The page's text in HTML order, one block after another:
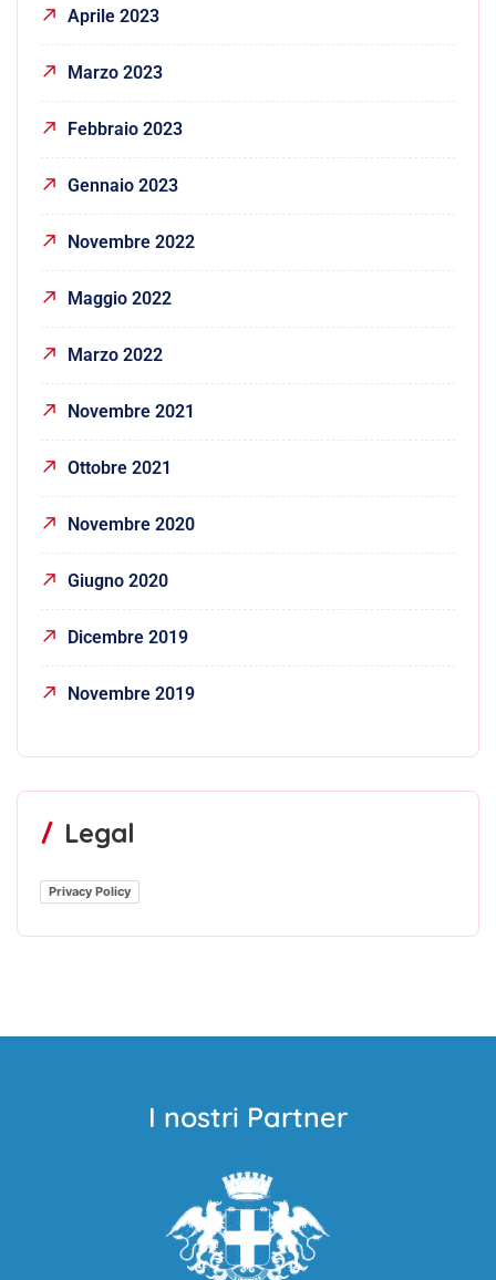
Aprile 2023
Marzo 2023
Febbraio 2023
Gennaio 2023
Novembre 2022
Maggio 2022
Marzo 2022
Novembre 2021
Ottobre 2021
Novembre 2020
Giugno 2020
Dicembre 2019
Novembre 2019
Legal
Privacy Policy
I nostri Partner